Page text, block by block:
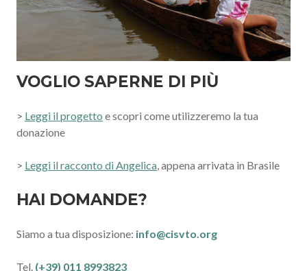
VOGLIO SAPERNE DI PIÙ
> Leggi il progetto e scopri come utilizzeremo la tua
donazione
> Leggi il racconto di Angelica, appena arrivata in Brasile
HAI DOMANDE?
Siamo a tua disposizione: info@cisvto.org
Tel. (+39) 011 8993823